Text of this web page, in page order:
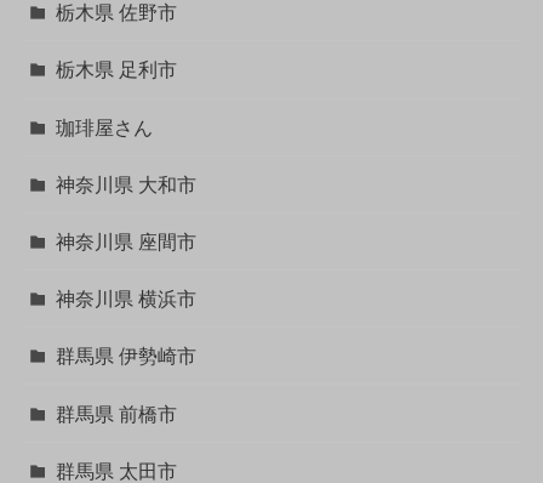
栃木県 佐野市
栃木県 足利市
珈琲屋さん
神奈川県 大和市
神奈川県 座間市
神奈川県 横浜市
群馬県 伊勢崎市
群馬県 前橋市
群馬県 太田市